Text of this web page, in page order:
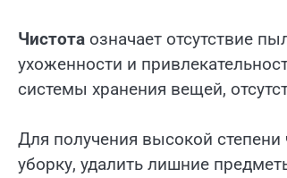
Чистота означает отсутствие
ухоженности и
системы хранения вещей,
Для получения высокой
уборку, удалить лишние